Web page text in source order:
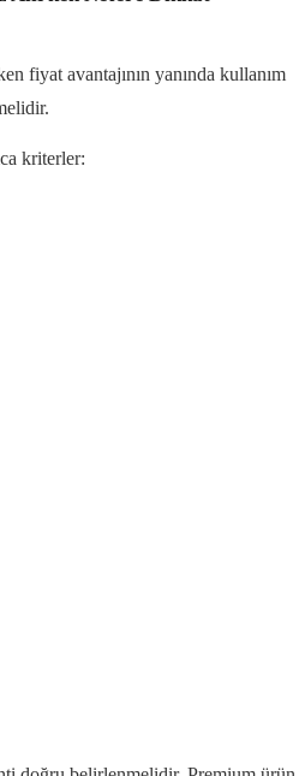
fiyat avantajının yanında kullanım
kriterler: